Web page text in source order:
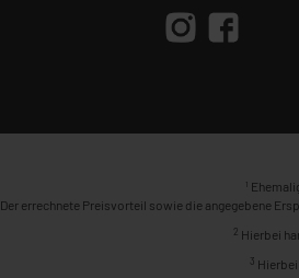
1
Der errechnete Preisvorteil sowie die angegebene
2 Hierbei
3